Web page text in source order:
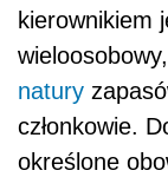
kierownikiem
natury
członkowie.
określone